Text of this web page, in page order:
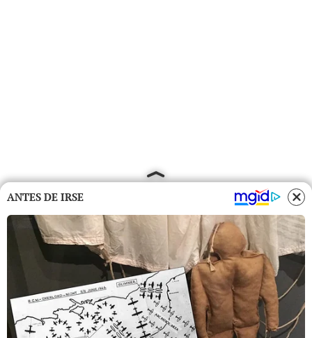
ANTES DE IRSE